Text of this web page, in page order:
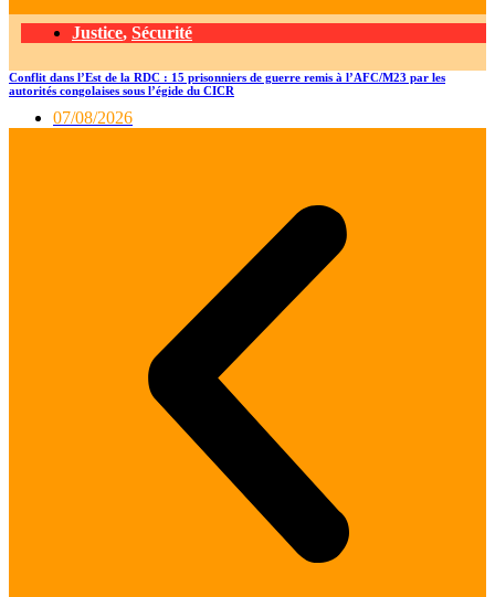
Justice, Sécurité
Conflit dans l’Est de la RDC : 15 prisonniers de guerre remis à l’AFC/M23 par les
autorités congolaises sous l’égide du CICR
07/08/2026